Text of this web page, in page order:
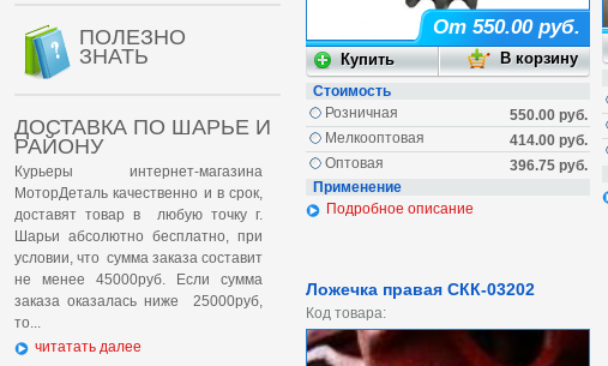
ПОЛЕЗНО
ЗНАТЬ
ДОСТАВКА ПО ШАРЬЕ И
РАЙОНУ
Курьеры интернет-магазина
МоторДеталь качественно и в срок,
доставят товар в любую точку г.
Шарьи абсолютно бесплатно, при
условии, что сумма заказа составит
не менее 45000руб. Если сумма
заказа оказалась ниже 25000руб,
то...
читатать далее
От 550.00 руб.
Стоимость
550.00 руб.
Розничная
414.00 руб.
Мелкооптовая
396.75 руб.
Оптовая
Применение
Подробное описание
Ложечка правая СКК-03202
Код товара: